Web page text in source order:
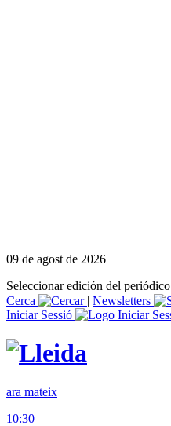
09 de agost de 2026
Seleccionar edición del periódico
Cerca
| Newsletters
Iniciar Sessió
ara mateix
10:30